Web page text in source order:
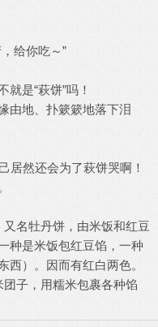
给你吃～”
是“萩饼”吗！
地、扑簌簌地落下泪
然还会为了萩饼哭啊！
名牡丹饼，由米饭和红豆
种是米饭包红豆馅，一种
西）。因而有红白两色。
子，用糯米包裹各种馅